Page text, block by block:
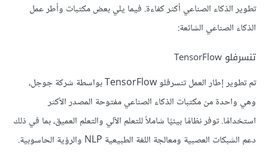
تطوير الذكاء الصناعي أكثر كفاءة. فيما يلي بعض مكتبات وأطر عمل
الذكاء الصناعي الشائعة:
تنسرفلو TensorFlow
تم تطوير إطار العمل تنسرفلو TensorFlow بواسطة شركة جوجل،
وهي واحدة من مكتبات الذكاء الصناعي مفتوحة المصدر الأكثر
استخدامًا. توفر نظامًا بيئيًا شاملاً للتعلم الآلي والتعلم العميق، بما في ذلك
دعم الشبكات العصبية ومعالجة اللغة الطبيعية NLP والرؤية الحاسوبية.